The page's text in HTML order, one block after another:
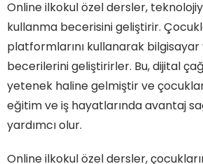
Online ilkokul özel dersler,
kullanma becerisini geliştirir.
platformlarını kullanarak
becerilerini geliştirirler. Bu, dijital
yetenek haline gelmiştir ve
eğitim ve iş hayatlarında avantaj
yardımcı olur.
Online ilkokul özel dersler,